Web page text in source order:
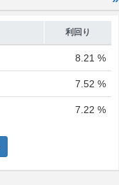
利回り
8.21 %
7.52 %
7.22 %